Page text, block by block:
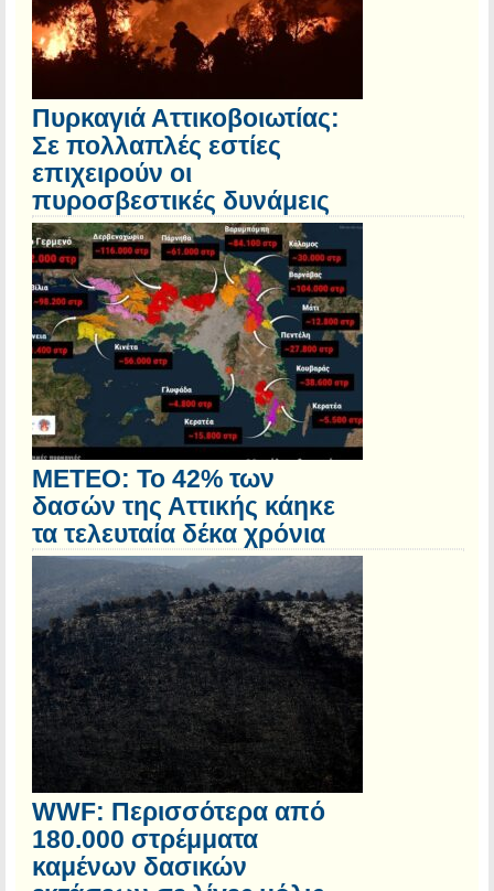
Πυρκαγιά Αττικοβοιωτίας:
Σε πολλαπλές εστίες
επιχειρούν οι
πυροσβεστικές δυνάμεις
ΜΕΤΕΟ: Το 42% των
δασών της Αττικής κάηκε
τα τελευταία δέκα χρόνια
WWF: Περισσότερα από
180.000 στρέμματα
καμένων δασικών